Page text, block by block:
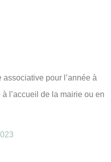
associative pour l’année à
l’accueil de la mairie ou en